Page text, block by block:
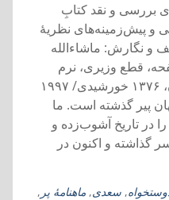
بررسی و نقد کتابِ
و پیش‌زمینه‌های نظریۀ
و نگارش: ماشاءالله
صفحه، قطع وزیری، نرم
جلدانتشارات فصل کتاب، لندن، ۱۳۷۶ خورشیدی/ ۱۹۹۷
پیر گذشته است. ما
را در تاریخ آشوب‌زده و
گذاشته و اکنون در
, سعدی, ماهنامۀ پر ,